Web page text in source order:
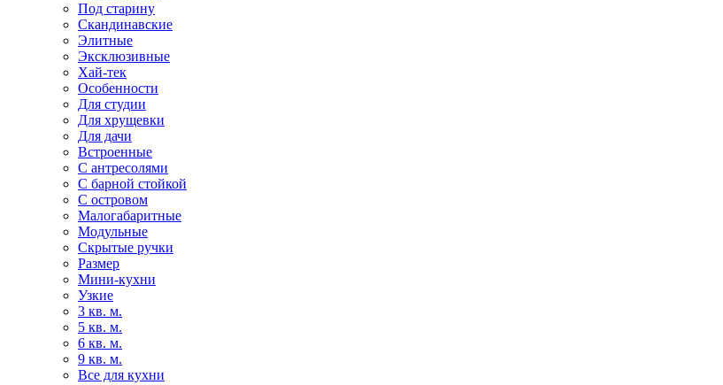
Под старину
Скандинавские
Элитные
Эксклюзивные
Хай-тек
Особенности
Для студии
Для хрущевки
Для дачи
Встроенные
С антресолями
С барной стойкой
С островом
Малогабаритные
Модульные
Скрытые ручки
Размер
Мини-кухни
Узкие
3 кв. м.
5 кв. м.
6 кв. м.
9 кв. м.
Все для кухни